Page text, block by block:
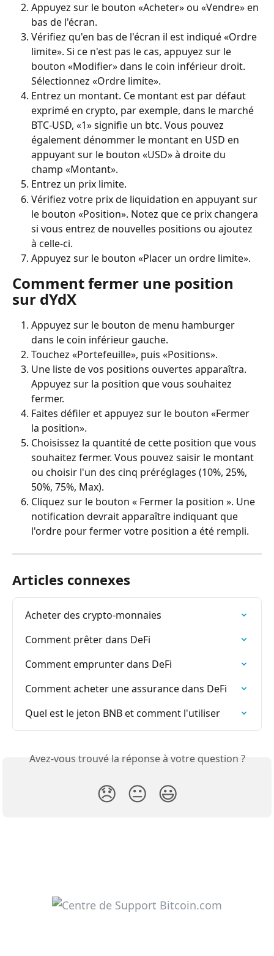
Appuyez sur le bouton «Acheter» ou «Vendre» en
bas de l'écran.
Vérifiez qu'en bas de l'écran il est indiqué «Ordre
limite». Si ce n'est pas le cas, appuyez sur le
bouton «Modifier» dans le coin inférieur droit.
Sélectionnez «Ordre limite».
Entrez un montant. Ce montant est par défaut
exprimé en crypto, par exemple, dans le marché
BTC-USD, «1» signifie un btc. Vous pouvez
également dénommer le montant en USD en
appuyant sur le bouton «USD» à droite du
champ «Montant».
Entrez un prix limite.
Vérifiez votre prix de liquidation en appuyant sur
le bouton «Position». Notez que ce prix changera
si vous entrez de nouvelles positions ou ajoutez
à celle-ci.
Appuyez sur le bouton «Placer un ordre limite».
Comment fermer une position
sur dYdX
Appuyez sur le bouton de menu hamburger
dans le coin inférieur gauche.
Touchez «Portefeuille», puis «Positions».
Une liste de vos positions ouvertes apparaîtra.
Appuyez sur la position que vous souhaitez
fermer.
Faites défiler et appuyez sur le bouton «Fermer
la position».
Choisissez la quantité de cette position que vous
souhaitez fermer. Vous pouvez saisir le montant
ou choisir l'un des cinq préréglages (10%, 25%,
50%, 75%, Max).
Cliquez sur le bouton « Fermer la position ». Une
notification devrait apparaître indiquant que
l'ordre pour fermer votre position a été rempli.
Articles connexes
Acheter des crypto-monnaies
Comment prêter dans DeFi
Comment emprunter dans DeFi
Comment acheter une assurance dans DeFi
Quel est le jeton BNB et comment l'utiliser
Avez-vous trouvé la réponse à votre question ?
😞 😐 😃